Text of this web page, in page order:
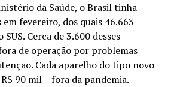
da Saúde, o Brasil tinha
fevereiro, dos quais 46.663
Cerca de 3.600 desses
de operação por problemas
Cada aparelho do tipo novo
90 mil – fora da pandemia.